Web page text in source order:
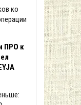
ко
ПРО к